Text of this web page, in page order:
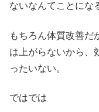
ないなんてことにな
もちろん体質改善だ
は上がらないから、
ったいない。
ではでは